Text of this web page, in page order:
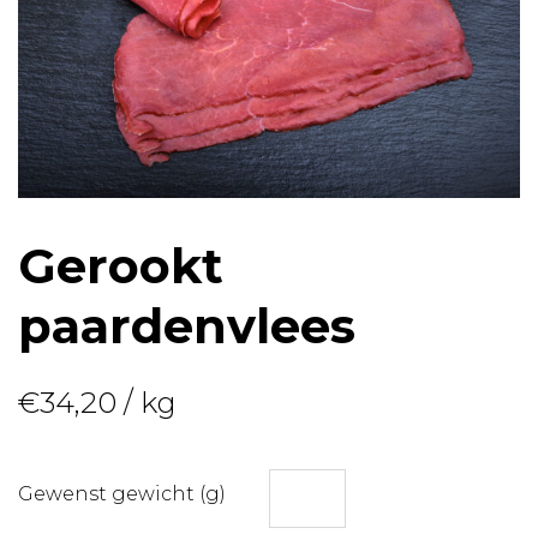
Gerookt
paardenvlees
€34,20 / kg
Gewenst gewicht (g)